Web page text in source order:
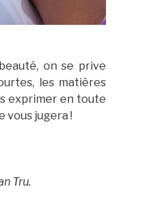
on se prive
les matières
exprimer en toute
vous jugera !
Tru.